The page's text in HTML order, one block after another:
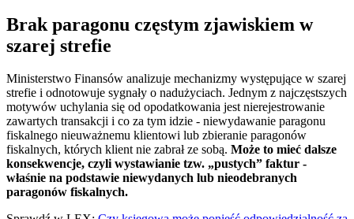
Brak paragonu częstym zjawiskiem w
szarej strefie
Ministerstwo Finansów analizuje mechanizmy występujące w szarej
strefie i odnotowuje sygnały o nadużyciach. Jednym z najczęstszych
motywów uchylania się od opodatkowania jest nierejestrowanie
zawartych transakcji i co za tym idzie - niewydawanie paragonu
fiskalnego nieuważnemu klientowi lub zbieranie paragonów
fiskalnych, których klient nie zabrał ze sobą. Może to mieć dalsze
konsekwencje, czyli wystawianie tzw. „pustych” faktur -
właśnie na podstawie niewydanych lub nieodebranych
paragonów fiskalnych.